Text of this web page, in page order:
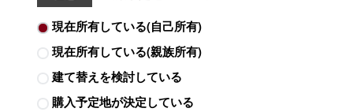
現在所有している(自己所有)
現在所有している(親族所有)
建て替えを検討している
購入予定地が決定している